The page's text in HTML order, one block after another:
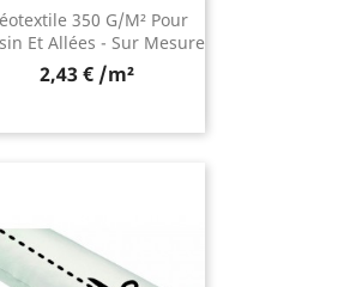
350 G/m² Pour
Et Allées - Sur Mesure
2,43 € /m²